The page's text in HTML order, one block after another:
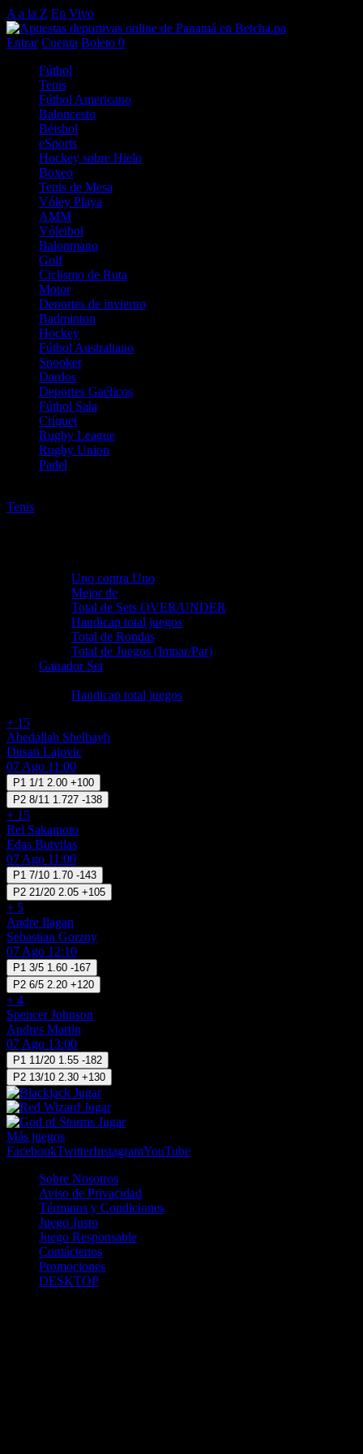
A a la Z En Vivo
Entrar Cuenta Boleto 0
Fútbol
Tenis
Fútbol Americano
Baloncesto
Béisbol
eSports
Hockey sobre Hielo
Boxeo
Tenis de Mesa
Vóley Playa
AMM
Vóleibol
Balonmano
Golf
Ciclismo de Ruta
Motor
Deportes de invierno
Badminton
Hockey
Fútbol Australiano
Snooker
Dardos
Deportes Gaélicos
Fútbol Sala
Críquet
Rugby League
Rugby Union
Padel
Tenis
Uno contra Uno
Mejor de
Total de Sets OVER/UNDER
Handicap total juegos
Total de Rondas
Total de Juegos (Impar/Par)
Ganador Set
Handicap total juegos
+ 15
Abedallah Shelbayh
Dusan Lajovic
07 Ago 11:00
P1 1/1 2.00 +100
P2 8/11 1.727 -138
+ 15
Rei Sakamoto
Edas Butvilas
07 Ago 11:00
P1 7/10 1.70 -143
P2 21/20 2.05 +105
+ 5
Andre Ilagan
Sebastian Gorzny
07 Ago 12:10
P1 3/5 1.60 -167
P2 6/5 2.20 +120
+ 4
Spencer Johnson
Andres Martin
07 Ago 13:00
P1 11/20 1.55 -182
P2 13/10 2.30 +130
Jugar
Jugar
Jugar
Más juegos
FacebookTwitterInstagramYouTube
Sobre Nosotros
Aviso de Privacidad
Términos y Condiciones
Juego Justo
Juego Responsable
Contáctenos
Promociones
DESKTOP